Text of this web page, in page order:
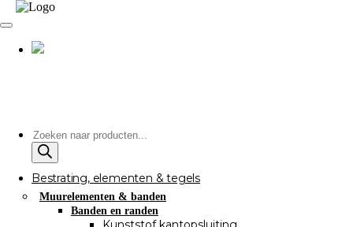
Producten
zoeken
Bestrating, elementen & tegels
Muurelementen & banden
Banden en randen